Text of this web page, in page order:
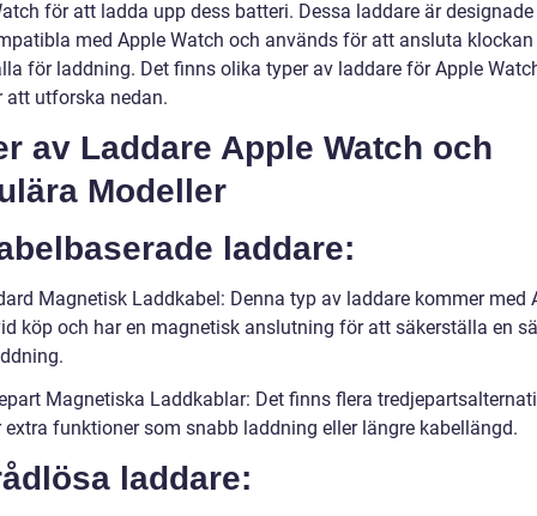
för att ladda upp dess batteri. Dessa laddare är
med Apple Watch och används för att ansluta
för laddning. Det finns olika typer av laddare för Apple
att utforska nedan.
av Laddare Apple Watch och
Modeller
laddare:
Magnetisk Laddkabel: Denna typ av laddare kommer med
köp och har en magnetisk anslutning för att säkerställa en
Magnetiska Laddkablar: Det finns flera
extra funktioner som snabb laddning eller längre kabellängd.
laddare: